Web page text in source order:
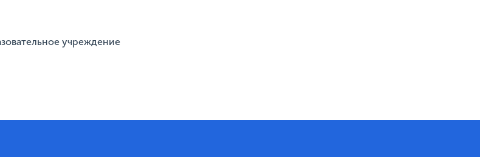
учреждение